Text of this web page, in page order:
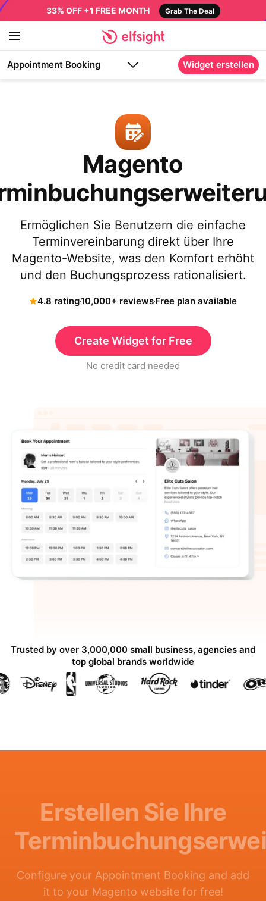
33% OFF +1 FREE MONTH Grab The Deal
Appointment Booking Widget erstellen
Magento
Ermöglichen Sie Benutzern die einfache
Terminvereinbarung direkt über Ihre
Magento-Website, was den Komfort erhöht
und den Buchungsprozess rationalisiert.
4.8 rating10,000+ reviewsFree plan available
Create Widget for Free
No credit card needed
Trusted by over 3,000,000 small business, agencies and
top global brands worldwide
Erstellen Sie Ihre
Configure your Appointment Booking and add
it to your Magento website for free!